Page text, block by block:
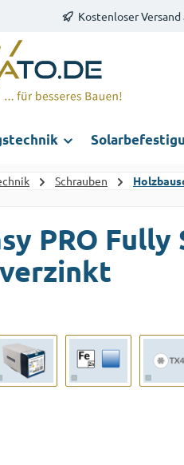
springenKostenloser
Schrauben
PRO